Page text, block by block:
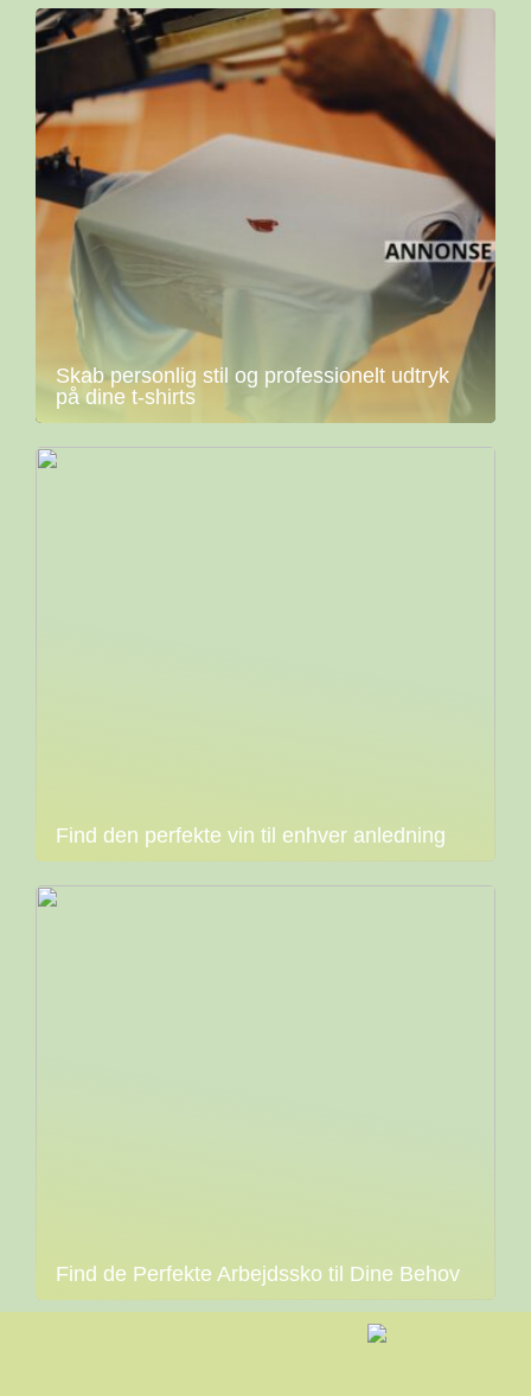
Skab personlig stil og professionelt udtryk
på dine t-shirts
Find den perfekte vin til enhver anledning
Find de Perfekte Arbejdssko til Dine Behov